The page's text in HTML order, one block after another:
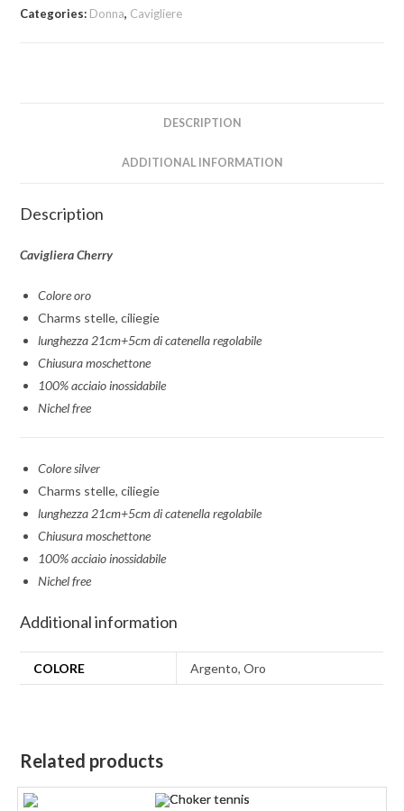
Categories: Donna, Cavigliere
DESCRIPTION
ADDITIONAL INFORMATION
Description
Cavigliera Cherry
Colore oro
Charms stelle, ciliegie
lunghezza 21cm+5cm di catenella regolabile
Chiusura moschettone
100% acciaio inossidabile
Nichel free
Colore silver
Charms stelle, ciliegie
lunghezza 21cm+5cm di catenella regolabile
Chiusura moschettone
100% acciaio inossidabile
Nichel free
Additional information
COLORE Argento, Oro
Related products